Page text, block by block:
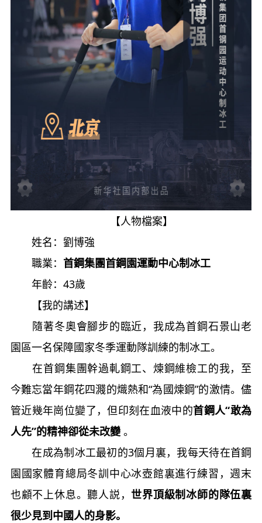
【人物檔案】
姓名：劉博強
職業： 首鋼集團首鋼園運動中心制冰工
年齡：43歲
【我的講述】
隨著冬奧會腳步的臨近，我成為首鋼石景山老
園區一名保障國家冬季運動隊訓練的制冰工。
在首鋼集團幹過軋鋼工、煉鋼維檢工的我，至
今難忘當年鋼花四濺的熾熱和“為國煉鋼”的激情。儘
管近幾年崗位變了，但印刻在血液中的首鋼人“敢為
人先”的精神卻從未改變。
在成為制冰工最初的3個月裏，我每天待在首鋼
園國家體育總局冬訓中心冰壺館裏進行練習，週末
也顧不上休息。聽人説， 世界頂級制冰師的隊伍裏
很少見到中國人的身影。